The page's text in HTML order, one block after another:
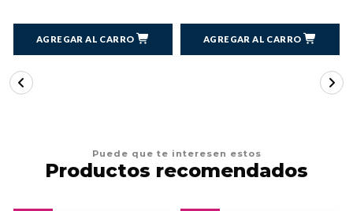
AGREGAR AL CARRO AGREGAR AL CARRO
Puede que te interesen estos
Productos recomendados